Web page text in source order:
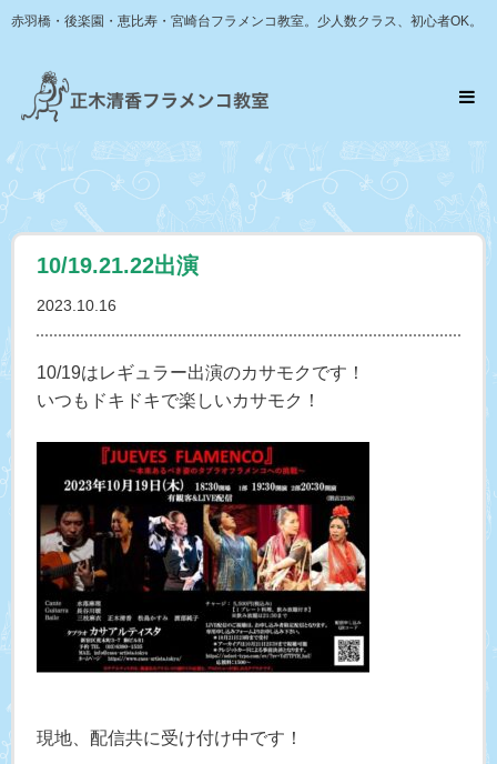
赤羽橋・後楽園・恵比寿・宮崎台フラメンコ教室。少人数クラス、初心者OK。
10/19.21.22出演
2023.10.16
10/19はレギュラー出演のカサモクです！
いつもドキドキで楽しいカサモク！
現地、配信共に受け付け中です！